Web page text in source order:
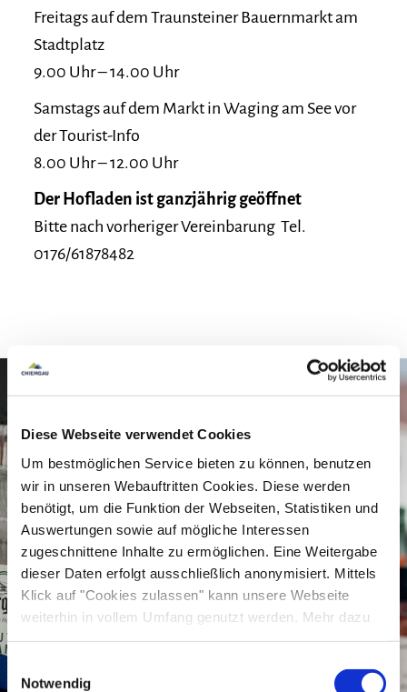
Diese Webseite verwendet Cookies
Um bestmöglichen Service bieten zu können, benutzen
wir in unseren Webauftritten Cookies. Diese werden
benötigt, um die Funktion der Webseiten, Statistiken und
Auswertungen sowie auf mögliche Interessen
zugeschnittene Inhalte zu ermöglichen. Eine Weitergabe
dieser Daten erfolgt ausschließlich anonymisiert. Mittels
Klick auf "Cookies zulassen" kann unsere Webseite
weiterhin in vollem Umfang genutzt werden. Mehr dazu
steht in unserer Datenschutzerklärung.
gelistet.
Notwendig
Fruchtaufstrichen ein großes Angebot, dass wir
auf Bauern und Regionalmärkten und im
eigenen kleinen Hofladen bei uns am Hof
Unsere Besonderheit liegt darin, dass aus
Streuobst kleine und feine Produkte produziert
werden, welche regional und mit viel Liebe
handgefertigt und hausgemacht werden.
Besonders zu Genießen sind unsere Edelbrände
Apfel-Trester in Silber
Freitags auf dem Traunsteiner Bauernmarkt am
Stadtplatz
9.00 Uhr – 14.00 Uhr
Samstags auf dem Markt in Waging am See vor
der Tourist-Info
8.00 Uhr – 12.00 Uhr
Der Hofladen ist ganzjährig geöffnet
Bitte nach vorheriger Vereinbarung Tel.
0176/61878482